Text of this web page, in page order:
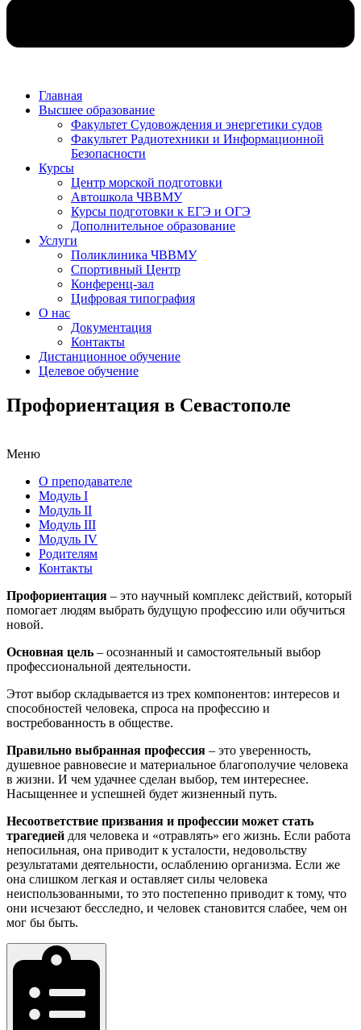
Главная
Высшее образование
Факультет Судовождения и энергетики судов
Факультет Радиотехники и Информационной
Безопасности
Курсы
Центр морской подготовки
Автошкола ЧВВМУ
Курсы подготовки к ЕГЭ и ОГЭ
Дополнительное образование
Услуги
Поликлиника ЧВВМУ
Спортивный Центр
Конференц-зал
Цифровая типография
О нас
Документация
Контакты
Дистанционное обучение
Целевое обучение
Профориентация в Севастополе
Меню
О преподавателе
Модуль I
Модуль II
Модуль III
Модуль IV
Родителям
Контакты
Профориентация – это научный комплекс действий, который
помогает людям выбрать будущую профессию или обучиться
новой.
Основная цель – осознанный и самостоятельный выбор
профессиональной деятельности.
Этот выбор складывается из трех компонентов: интересов и
способностей человека, спроса на профессию и
востребованность в обществе.
Правильно выбранная профессия – это уверенность,
душевное равновесие и материальное благополучие человека
в жизни. И чем удачнее сделан выбор, тем интереснее.
Насыщеннее и успешней будет жизненный путь.
Несоответствие призвания и профессии может стать
трагедией для человека и «отравлять» его жизнь. Если работа
непосильная, она приводит к усталости, недовольству
результатами деятельности, ослаблению организма. Если же
она слишком легкая и оставляет силы человека
неиспользованными, то это постепенно приводит к тому, что
они исчезают бесследно, и человек становится слабее, чем он
мог бы быть.